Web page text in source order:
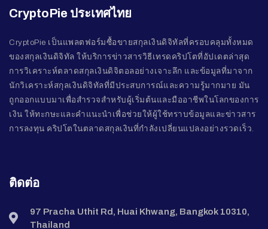
CryptoPie ประเทศไทย
CryptoPie เป็นแพลตฟอร์มซื้อขายสกุลเงินดิจิทัลที่ครอบคลุมทั้งหมด
ของสกุลเงินดิจิทัล ให้บริการข่าวสารวิธีเทรดคริปโตที่อัปเดตล่าสุด
การวิเคราะห์ตลาดสกุลเงินดิจิตอลอย่างเจาะลึก และข้อมูลที่มาจาก
นักวิเคราะห์สกุลเงินดิจิทัลที่มีประสบการณ์และความรู้มากมาย มัน
ถูกออกแบบมาเพื่อสำรวจสำหรับผู้เริ่มต้นและมืออาชีพในโลกของการ
เงิน ให้ทะกษะและคำแนะนำเพื่อช่วยให้ผู้ใช้ทราบข้อมูลและข่าวสาร
การลงทุน คริปโตในตลาดสกุลเงินที่กำลังเปลี่ยนแปลงอย่างรวดเร็ว.
ติดต่อ
97 Pracha Uthit Rd, Huai Khwang, Bangkok 10310,
Thailand